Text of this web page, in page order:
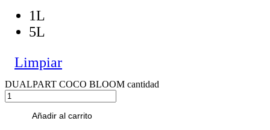
1L
5L
Limpiar
DUALPART COCO BLOOM cantidad
Añadir al carrito